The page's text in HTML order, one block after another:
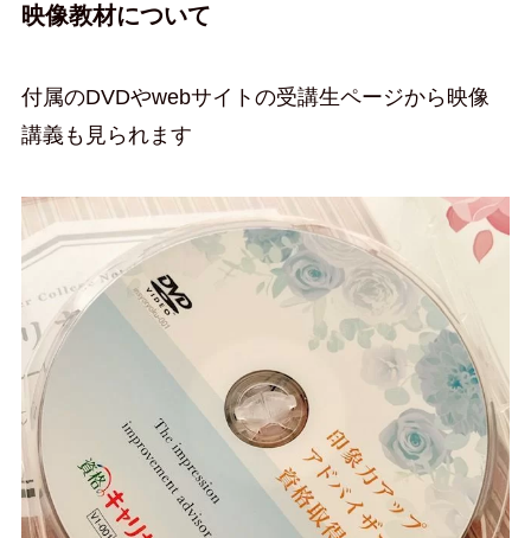
映像教材について
付属のDVDやwebサイトの受講生ページから映像
講義も見られます